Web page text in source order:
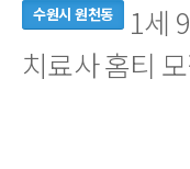
수원시 원천동
1세
치료사 홈티